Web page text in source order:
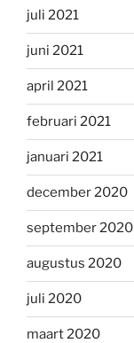
juli 2021
juni 2021
april 2021
februari 2021
januari 2021
december 2020
september 2020
augustus 2020
juli 2020
maart 2020